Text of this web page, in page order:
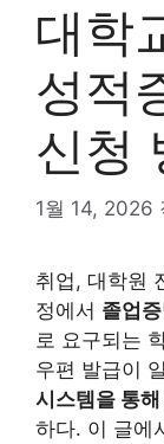
대학
성적
신청
1월 14, 2026
취업, 대학원
정에서 졸업
로 요구되는
우편 발급이
시스템을 통해
하다. 이 글에